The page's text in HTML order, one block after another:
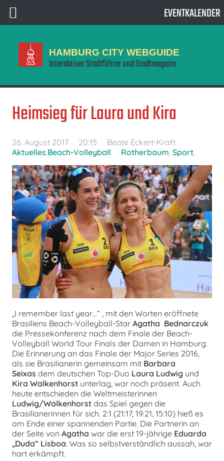
HAMBURG CITY WEBGUIDE
Interaktiver Stadtführer und Stadtmagazin
Heimsieg für Laura und Kira
26. August 2017 20:15
Beate Eckert-Kraft
Aktuelles Beach-Volleyball Rotherbaum Sport
„I remember last year…“ , mit den Worten eröffnete
Brasiliens Beach-Volleyball-Star Agatha Bednarczuk
die Pressekonferenz nach dem Finale der Beach-
Volleyball World Tour Finals der Damen in Hamburg.
Die Erinnerung an das Finale der Major Series 2016,
als sie Brasilianerin gemeinsam mit Barbara
Seixas dem deutschen Top-Duo Laura Ludwig und
Kira Walkenhorst unterlag, war noch präsent. Auch
heute entschieden die Weltmeisterinnen
Ludwig/Walkenhorst das Spiel gegen die
Brasilianerinnen für sich. 2:1 (21:17, 19:21, 15:10) hieß es
am Ende einer spannenden Partie. Die Partnerin an
der Seite von Agatha war die erst 19-jährige Eduarda
„Duda“ Lisboa. Was so selbstverständlich aussah, war
hart erkämpft.
EVENTKALENDER